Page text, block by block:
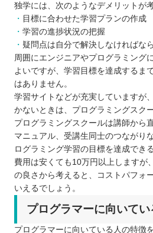
独学には、次のようなデメリットが
目標に合わせた学習プランの作成
学習の進捗状況の把握
疑問点は自分で解決しなければな
周囲にエンジニアやプログラミング
よいですが、学習目標を達成するま
はありません。
学習サイトなどが充実していますが
かないときは、プログラミングスク
プログラミングスクールは講師から
マニュアル、受講生同士のつながり
ログラミング学習の目標を達成でき
費用は安くても10万円以上しますが
の良さから考えると、コストパフォ
いえるでしょう。
プログラマーに向いて
プログラマーに向いている人の特徴